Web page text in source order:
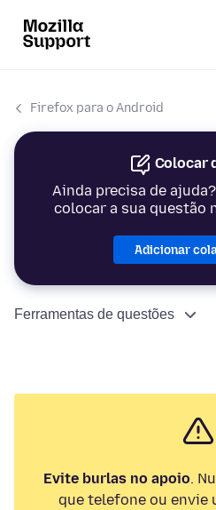
Firefox para o Android
Colocar
Ainda precisa de
colocar a sua questão
Adicionar
Ferramentas de questões
Evite burlas no apoio.
que telefone ou envie